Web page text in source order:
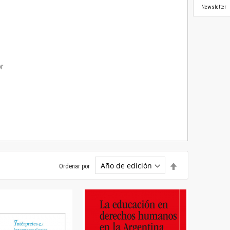
Ordenar por
descendente
Newsletter